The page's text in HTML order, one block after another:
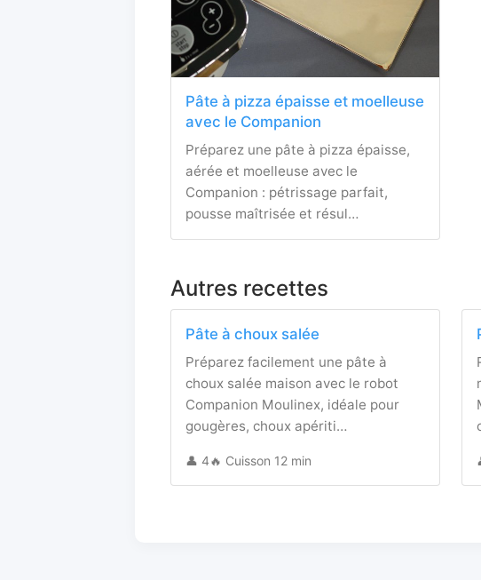
Pâte à pizza épaisse et moelleuse
avec le Companion
Préparez une pâte à pizza épaisse,
aérée et moelleuse avec le
Companion : pétrissage parfait,
pousse maîtrisée et résul…
Autres recettes
Pâte à choux salée
Préparez facilement une pâte à
choux salée maison avec le robot
Companion Moulinex, idéale pour
gougères, choux apériti…
👤 4🔥 Cuisson 12 min